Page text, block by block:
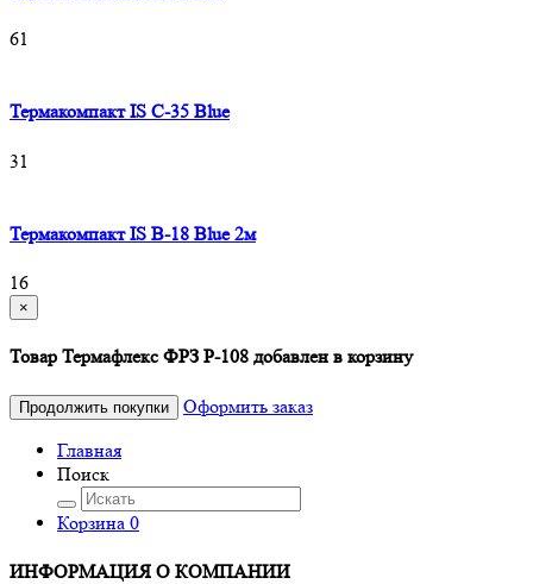
61
Термакомпакт IS C-35 Blue
31
Термакомпакт IS B-18 Blue 2м
16
×
Товар Термафлекс ФРЗ P-108 добавлен в корзину
Продолжить покупки
Оформить заказ
Главная
Поиск
Корзина 0
ИНФОРМАЦИЯ О КОМПАНИИ